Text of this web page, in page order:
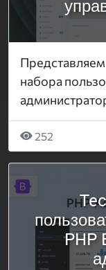
набора
252
PHP